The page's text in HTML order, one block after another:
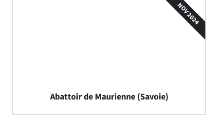
Abattoir de Maurienne (Savoie)
NOV 2024